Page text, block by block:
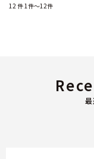
12 件1件～12件